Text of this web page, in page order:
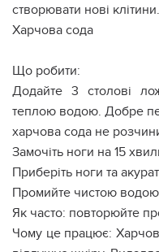
створювати нові клітини.
Харчова сода
Що робити:
Додайте 3 столові
теплою водою. Добре
харчова сода не
Замочіть ноги на 15
Приберіть ноги та
Промийте чистою водою
Як часто: повторюйте
Чому це працює: